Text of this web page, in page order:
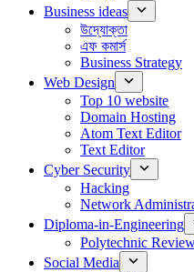
Business ideas
উদ্যোক্তা
এফ কমার্স
Business Strategy
Web Design
Top 10 website
Domain Hosting
Atom Text Editor
Text Editor
Cyber Security
Hacking
Network
Diploma-in-Engineering
Polytechnic
Social Media